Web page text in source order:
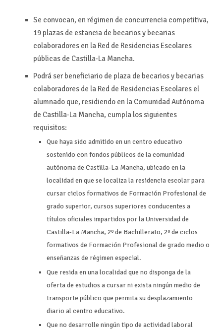
Se convocan, en régimen de concurrencia competitiva,
19 plazas de estancia de becarios y becarias
colaboradores en la Red de Residencias Escolares
públicas de Castilla-La Mancha.
Podrá ser beneficiario de plaza de becarios y becarias
colaboradores de la Red de Residencias Escolares el
alumnado que, residiendo en la Comunidad Autónoma
de Castilla-La Mancha, cumpla los siguientes
requisitos:
Que haya sido admitido en un centro educativo
sostenido con fondos públicos de la comunidad
autónoma de Castilla-La Mancha, ubicado en la
localidad en que se localiza la residencia escolar para
cursar ciclos formativos de Formación Profesional de
grado superior, cursos superiores conducentes a
títulos oficiales impartidos por la Universidad de
Castilla-La Mancha, 2º de Bachillerato, 2º de ciclos
formativos de Formación Profesional de grado medio o
enseñanzas de régimen especial.
Que resida en una localidad que no disponga de la
oferta de estudios a cursar ni exista ningún medio de
transporte público que permita su desplazamiento
diario al centro educativo.
Que no desarrolle ningún tipo de actividad laboral